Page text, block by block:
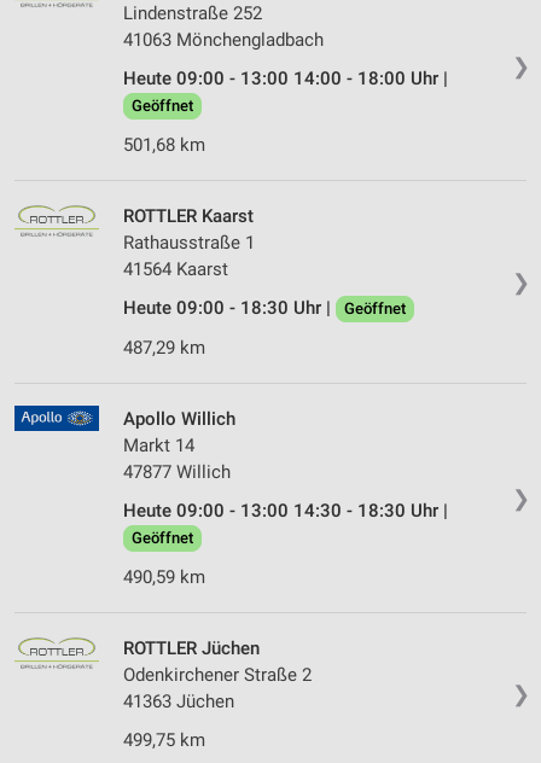
❯
Lindenstraße 252
41063 Mönchengladbach
Heute 09:00 - 13:00 14:00 - 18:00 Uhr |
Geöffnet
501,68 km
❯
ROTTLER Kaarst
Rathausstraße 1
41564 Kaarst
Heute 09:00 - 18:30 Uhr |
Geöffnet
487,29 km
❯
Apollo Willich
Markt 14
47877 Willich
Heute 09:00 - 13:00 14:30 - 18:30 Uhr |
Geöffnet
490,59 km
❯
ROTTLER Jüchen
Odenkirchener Straße 2
41363 Jüchen
499,75 km